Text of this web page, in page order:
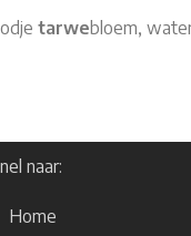
tarwebloem,
naar:
Home